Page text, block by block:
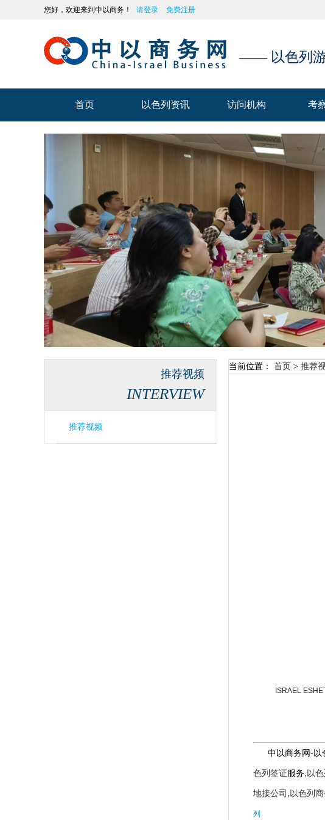
您好，欢迎来到中以商务！ 请登录 免费注册
—— 以色列游
首页 以色列资讯
以色列资讯
访问机构
访问机构
考
考
推荐视频
INTERVIEW
推荐视频
当前位置： 首页 > 推荐
ISRAEL
中以商务网-以
色列签证服务, 以
地接公司 , 以色列
列